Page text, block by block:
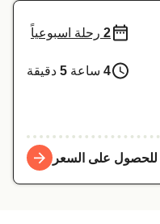
Maroc (FR)
2 رحلة اسبوعياً
4 ساعة 5 دقيقة
للحصول على السعر